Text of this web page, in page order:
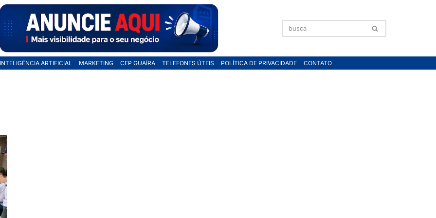
INTELIGÊNCIA ARTIFICIAL MARKETING CEP GUAÍRA TELEFONES ÚTEIS POLÍTICA DE PRIVACIDADE CONTATO